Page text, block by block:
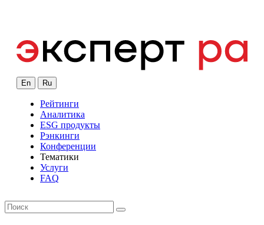
En Ru
Рейтинги
Аналитика
ESG продукты
Рэнкинги
Конференции
Тематики
Услуги
FAQ